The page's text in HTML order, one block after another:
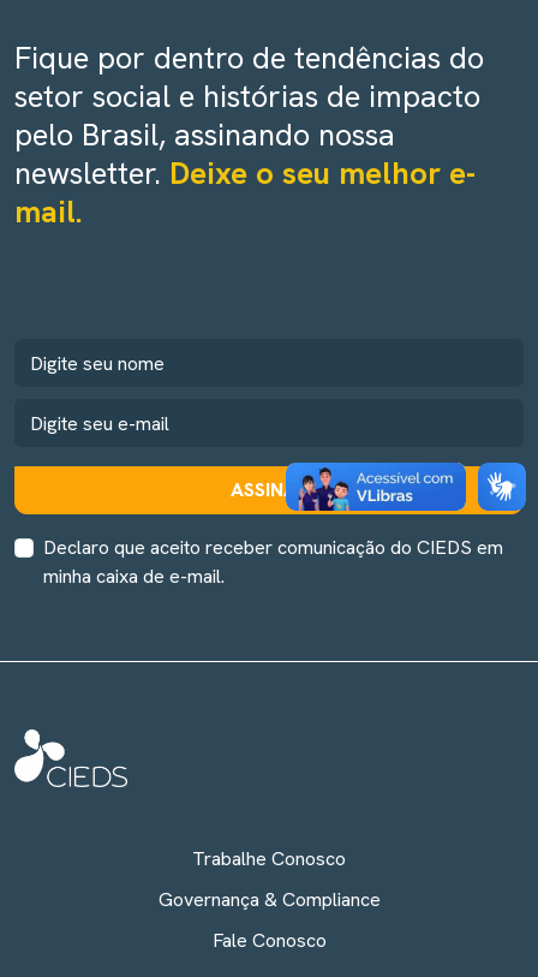
Fique por dentro de tendências do
setor social e histórias de impacto
pelo Brasil, assinando nossa
newsletter. Deixe o seu melhor e-
mail.
ASSINAR
Declaro que aceito receber comunicação do CIEDS em
minha caixa de e-mail.
Trabalhe Conosco
Governança & Compliance
Fale Conosco